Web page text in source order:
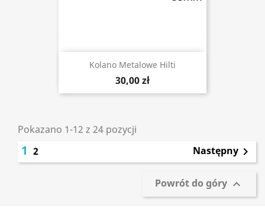
Kolano Metalowe Hilti
30,00 zł
Pokazano 1-12 z 24 pozycji
1 2 Następny 
Powrót do góry 